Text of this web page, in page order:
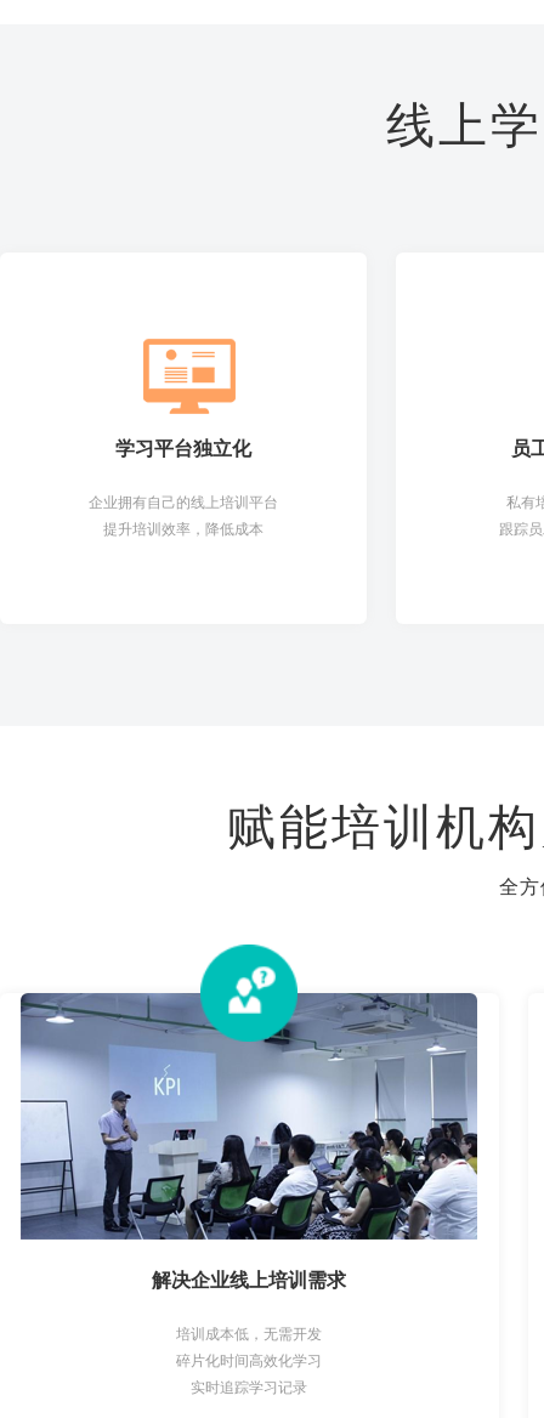
线上
学习平台独立化
企业拥有自己的线上培训平台
提升培训效率，降低成本
员
私有
跟踪
赋能培训机
全
解决企业线上培训需求
培训成本低，无需开发
碎片化时间高效化学习
实时追踪学习记录